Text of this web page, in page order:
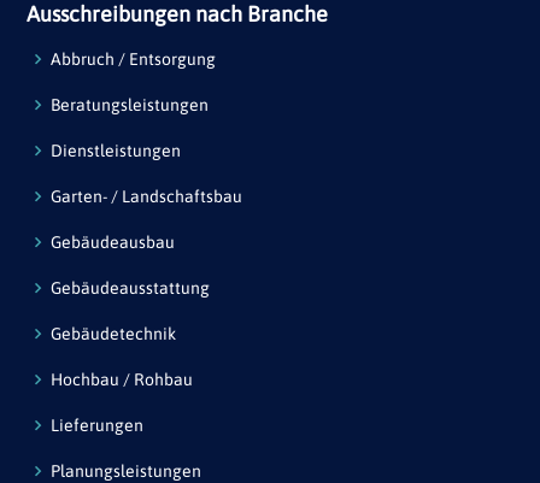
Ausschreibungen nach Branche
Abbruch / Entsorgung
Beratungsleistungen
Dienstleistungen
Garten- / Landschaftsbau
Gebäudeausbau
Gebäudeausstattung
Gebäudetechnik
Hochbau / Rohbau
Lieferungen
Planungsleistungen